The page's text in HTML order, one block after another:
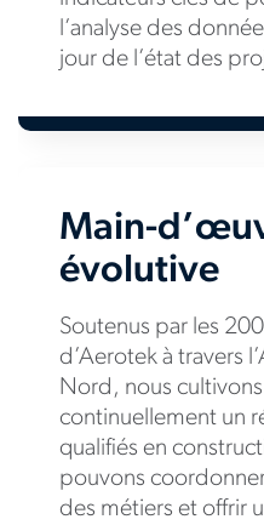
l’analyse des
jour de l’état des
Main-
évolutive
Soutenus par les
d’Aerotek à travers
Nord, nous
continuellement un
qualifiés en
pouvons
des métiers et offrir